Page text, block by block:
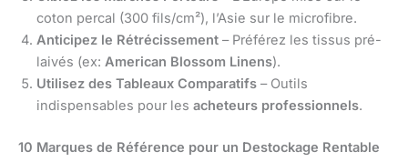
coton percal (300 fils/cm²), l’Asie sur le microfibre.
Anticipez le Rétrécissement – Préférez les tissus pré-
laivés (ex: American Blossom Linens).
Utilisez des Tableaux Comparatifs – Outils
indispensables pour les acheteurs professionnels.
10 Marques de Référence pour un Destockage Rentable